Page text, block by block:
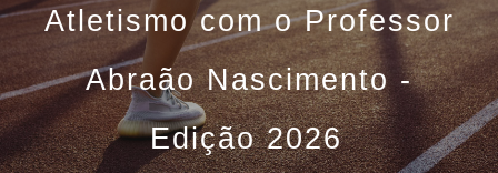
Atletismo com o Professor
Abraão Nascimento -
Edição 2026